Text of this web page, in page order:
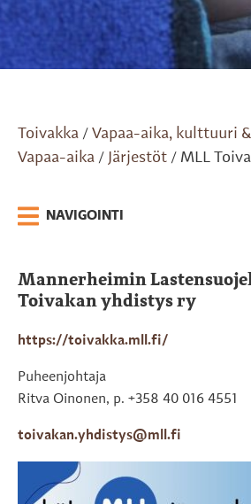
Toivakka / Vapaa-aika, kulttuuri
Vapaa-aika / Järjestöt / MLL
NAVIGOINTI
Mannerheimin
Toivakan yhdistys ry
https://toivakka.mll.fi/
Puheenjohtaja
Ritva Oinonen, p. +358 40 016 4551
toivakan.yhdistys@mll.fi